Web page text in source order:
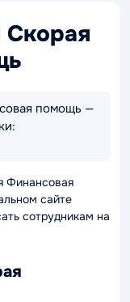
Скорая
помощь —
Финансовая
сайте
сотрудникам на